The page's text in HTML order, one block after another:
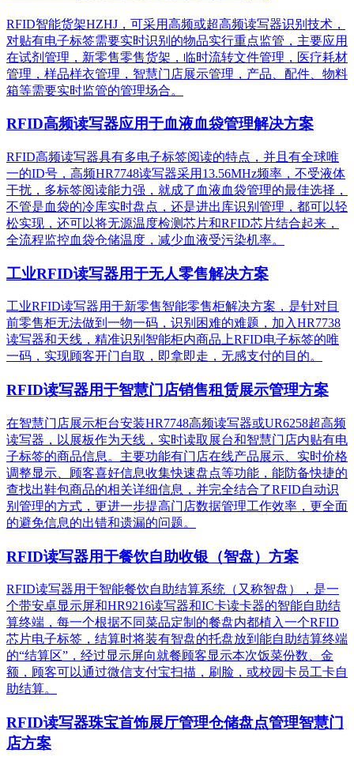
RFID智能货架HZHJ，可采用高频或超高频读写器识别技术，
对贴有电子标签需要实时识别的物品实行重点监管，主要应用
在试剂管理，新零售零售货架，临时流转文件管理，医疗耗材
管理，样品样衣管理，智慧门店展示管理，产品、配件、物料
箱等需要实时监管的管理场合。
RFID高频读写器应用于血液血袋管理解决方案
RFID高频读写器具有多电子标签阅读的特点，并且有全球唯
一的ID号，高频HR7748读写器采用13.56MHz频率，不受液体
干扰，多标签阅读能力强，就成了血液血袋管理的最佳选择，
不管是血袋的冷库实时盘点，还是进出库识别管理，都可以轻
松实现，还可以将无源温度检测芯片和RFID芯片结合起来，
全流程监控血袋仓储温度，减少血液受污染机率。
工业RFID读写器用于无人零售解决方案
工业RFID读写器用于新零售智能零售柜解决方案，是针对目
前零售柜无法做到一物一码，识别困难的难题，加入HR7738
读写器和天线，精准识别​智能柜内商品上RFID电子标签的唯
一码，实现顾客开门自取，即拿即走，无感支付的目的。
RFID读写器用于智慧门店销售租赁展示管理方案
在智慧门店展示柜台安装HR7748高频读写器或UR6258超高频
读写器，以展板作为天线，实时读取展台和智慧门店内贴有电
子标签的商品信息。主要功能有门店在线产品展示、实时价格
调整显示、顾客喜好信息收集快速盘点等功能，能防备快捷的
查找出鞋包商品的相关详细信息，并完全结合了RFID自动识
别管理的方式，更进一步提高门店数据管理工作效率，更全面
的避免信息的出错和遗漏的问题。
RFID读写器用于餐饮自助收银（智盘）方案
RFID读写器用于智能餐饮自助结算系统（又称智盘），是一
个带安卓显示屏和HR9216读写器和IC卡读卡器的智能自助结
算终端，每一个根据不同菜品定制的餐盘内都植入一个RFID
芯片电子标签，结算时将装有智盘的托盘放到能自助结算终端
的“结算区”，经过显示屏向就餐顾客显示本次饭菜份数、金
额，顾客可以通过微信支付宝扫描，刷脸，或校园卡员工卡自
助结算。
RFID读写器珠宝首饰展厅管理仓储盘点管理智慧门
店方案